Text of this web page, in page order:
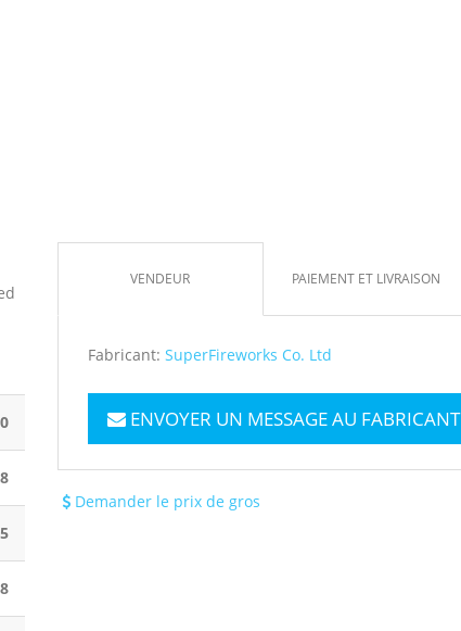
VENDEUR PAIEMENT ET LIVRAISON
Fabricant: SuperFireworks Co. Ltd
ENVOYER UN MESSAGE AU FABRICANT
Demander le prix de gros